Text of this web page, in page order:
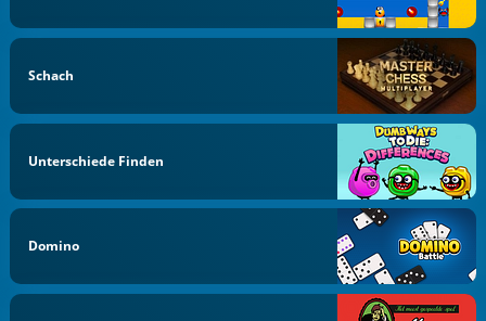
Schach
Unterschiede Finden
Domino